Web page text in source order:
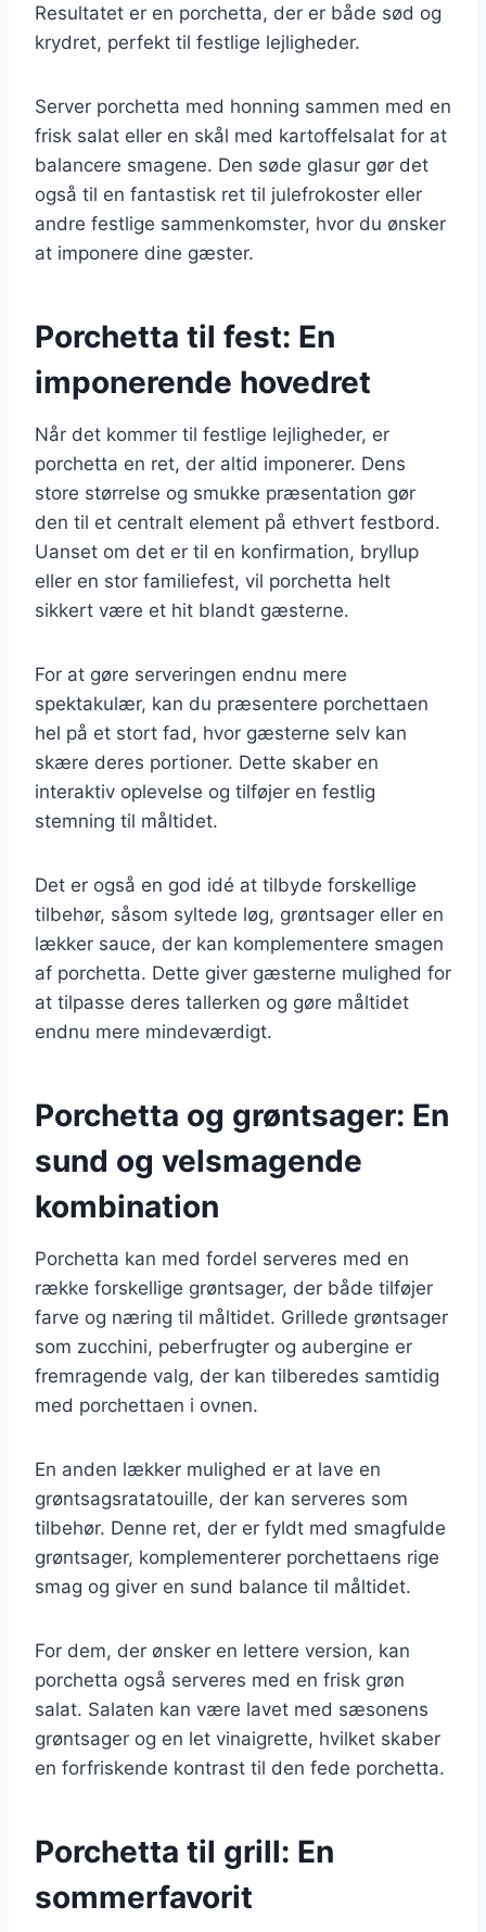
Resultatet er en porchetta, der er både sød og
krydret, perfekt til festlige lejligheder.
Server porchetta med honning sammen med en
frisk salat eller en skål med kartoffelsalat for at
balancere smagene. Den søde glasur gør det
også til en fantastisk ret til julefrokoster eller
andre festlige sammenkomster, hvor du ønsker
at imponere dine gæster.
Porchetta til fest: En
imponerende hovedret
Når det kommer til festlige lejligheder, er
porchetta en ret, der altid imponerer. Dens
store størrelse og smukke præsentation gør
den til et centralt element på ethvert festbord.
Uanset om det er til en konfirmation, bryllup
eller en stor familiefest, vil porchetta helt
sikkert være et hit blandt gæsterne.
For at gøre serveringen endnu mere
spektakulær, kan du præsentere porchettaen
hel på et stort fad, hvor gæsterne selv kan
skære deres portioner. Dette skaber en
interaktiv oplevelse og tilføjer en festlig
stemning til måltidet.
Det er også en god idé at tilbyde forskellige
tilbehør, såsom syltede løg, grøntsager eller en
lækker sauce, der kan komplementere smagen
af porchetta. Dette giver gæsterne mulighed for
at tilpasse deres tallerken og gøre måltidet
endnu mere mindeværdigt.
Porchetta og grøntsager: En
sund og velsmagende
kombination
Porchetta kan med fordel serveres med en
række forskellige grøntsager, der både tilføjer
farve og næring til måltidet. Grillede grøntsager
som zucchini, peberfrugter og aubergine er
fremragende valg, der kan tilberedes samtidig
med porchettaen i ovnen.
En anden lækker mulighed er at lave en
grøntsagsratatouille, der kan serveres som
tilbehør. Denne ret, der er fyldt med smagfulde
grøntsager, komplementerer porchettaens rige
smag og giver en sund balance til måltidet.
For dem, der ønsker en lettere version, kan
porchetta også serveres med en frisk grøn
salat. Salaten kan være lavet med sæsonens
grøntsager og en let vinaigrette, hvilket skaber
en forfriskende kontrast til den fede porchetta.
Porchetta til grill: En
sommerfavorit